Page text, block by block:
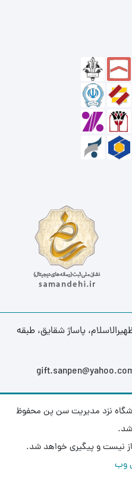
پاساژ شقایق، طبقه
نزد مدیریت سن پن محفوظ
نیست و پیگیری خواهد شد.
وب